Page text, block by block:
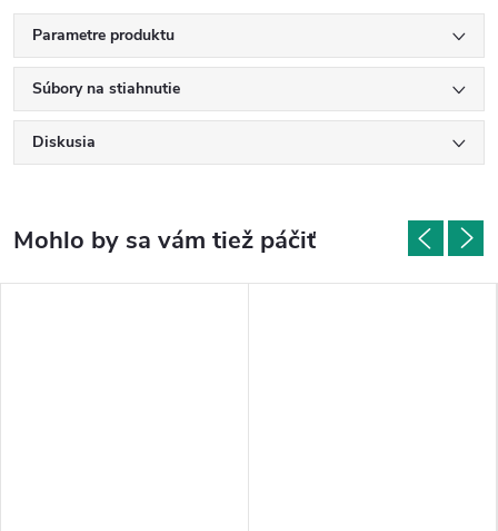
Parametre produktu
Súbory na stiahnutie
Diskusia